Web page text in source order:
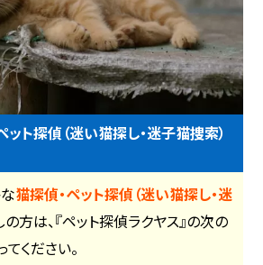
ト探偵（迷い猫探し・迷子猫捜索）
猫探偵・ペット探偵（迷い猫探し・迷
方は、『ペット探偵ラクヤス』の次の
ください。